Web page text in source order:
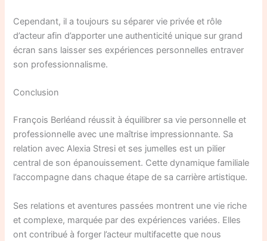
Cependant, il a toujours su séparer vie privée et rôle
d’acteur afin d’apporter une authenticité unique sur grand
écran sans laisser ses expériences personnelles entraver
son professionnalisme.
Conclusion
François Berléand réussit à équilibrer sa vie personnelle et
professionnelle avec une maîtrise impressionnante. Sa
relation avec Alexia Stresi et ses jumelles est un pilier
central de son épanouissement. Cette dynamique familiale
l’accompagne dans chaque étape de sa carrière artistique.
Ses relations et aventures passées montrent une vie riche
et complexe, marquée par des expériences variées. Elles
ont contribué à forger l’acteur multifacette que nous